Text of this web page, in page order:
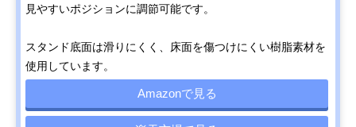
見やすいポジションに調節可能です。
スタンド底面は滑りにくく、床面を傷つけにくい樹脂素材を
使用しています。
Amazonで見る